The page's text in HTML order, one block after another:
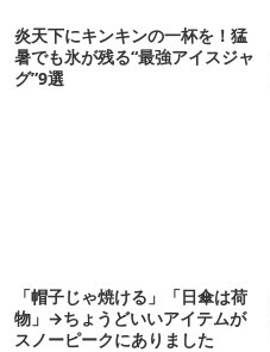
炎天下にキンキンの一杯を！猛
暑でも氷が残る“最強アイスジャ
グ”9選
「帽子じゃ焼ける」「日傘は荷
物」→ちょうどいいアイテムが
スノーピークにありました